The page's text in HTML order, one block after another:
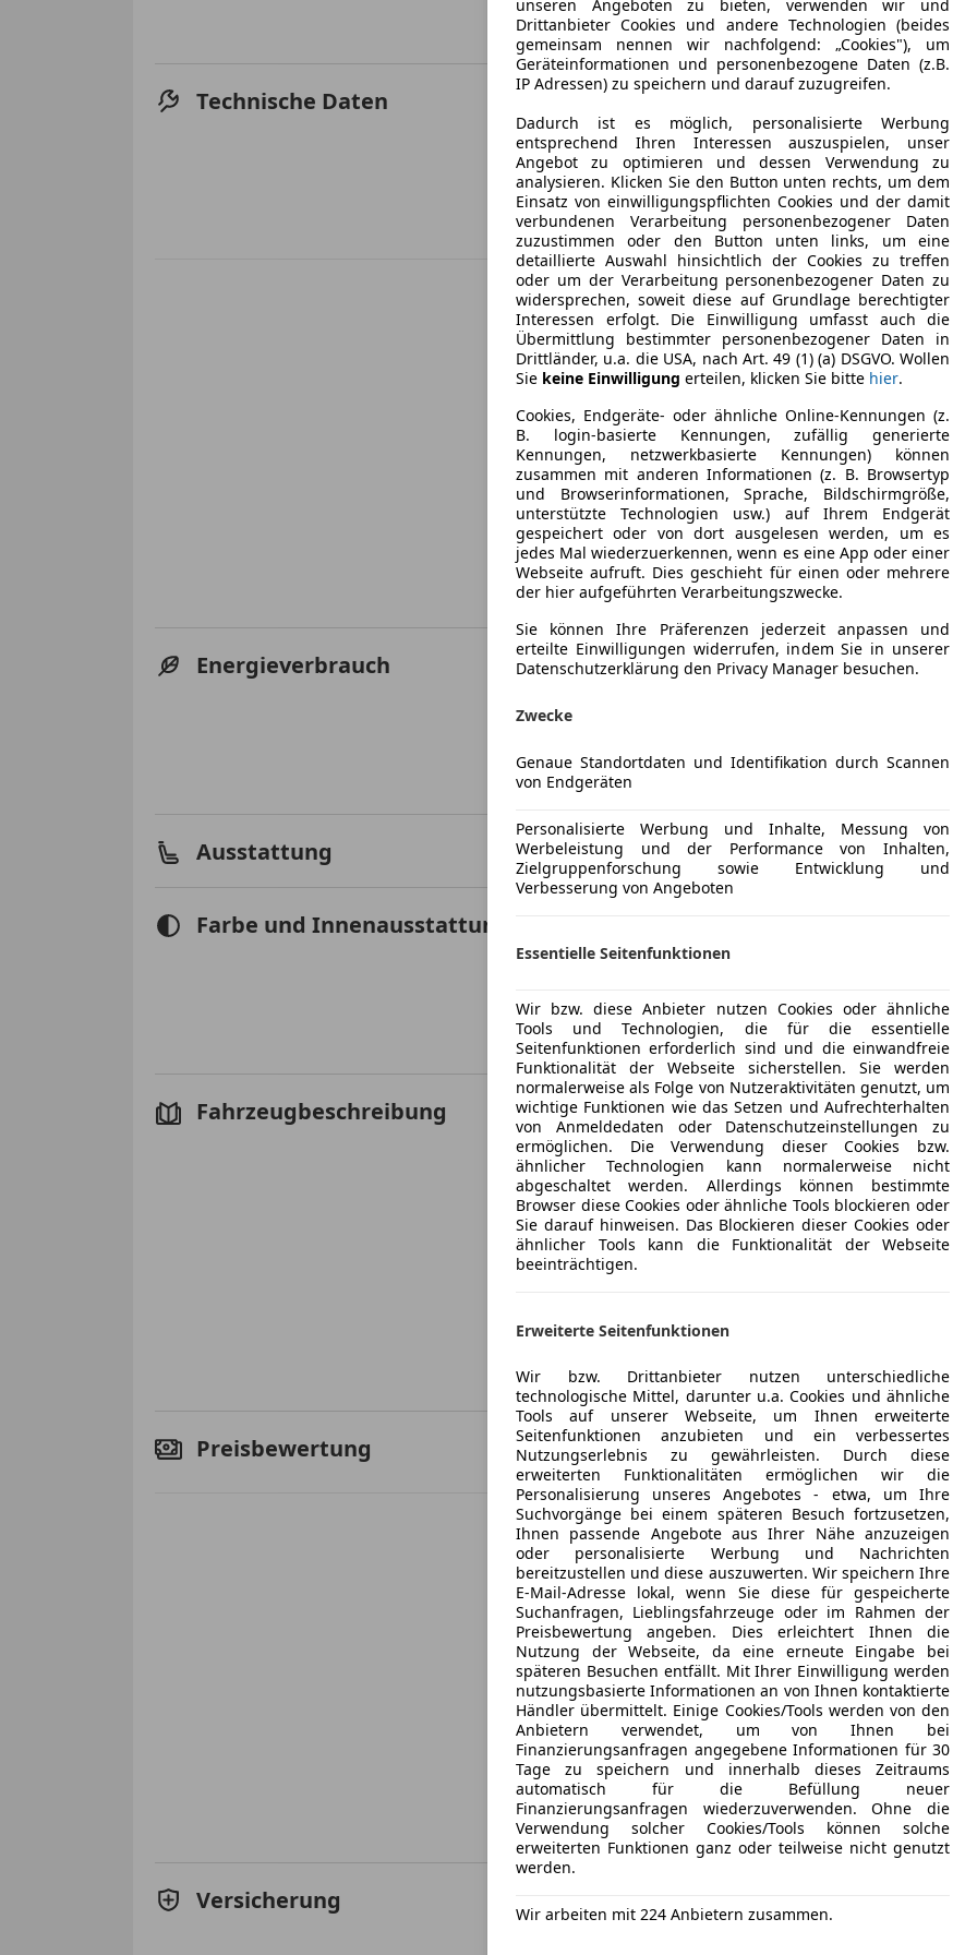
Nichtraucherfahrzeug
Ja
Technische Daten Leistung
390 kW
Getriebe
Gänge
8
Zylinder
8
Energieverbrauch Schadstoffklasse
Euro 6d-
Kraftstoff
l/
CO₂-Emissionen
229 g/km
Ausstattung Komfort
360°
Armlehne
Elektrische
Elektrische
Elektrische
Getönte
Head-up
Klimaanlage
Sitzheizung
Start/Stop-
teilb.
Tempomat
Unterhaltung/Media
Android
Apple
Bluetooth
DAB-Radio
MP3
Radio
Mehr anzeigen
Farbe und Innenausstattung
FROZEN
Lackierung
Farbe der Innenausstattung
Schwarz
Innenausstattung
Vollleder
Fahrzeugbeschreibung
Sonderausstattung:
Adaptives Fahrwerk M Professional
BMW Drive Recorder (Dashcam)
BMW Individuallackierung Frozen Bluestone
DAB-Tuner (Radioempfang digital)
Dach Carbon
Einstiegsleisten mit Schriftzug BMW Individual
Fahrassistenz-System: BMW Night Vision
Fahrassistenz-System: Driving Assistant
Frontscheibe (Ausführung: Klimakomfort)
Innenausstattung: BMW Individual Voll-Leder
Innenausstattung: Glas-Applikationen
Innenausstattung: Interieurleisten Carbon
Klimaautomatik 4-Zonen mit autom. Umluft-
Metallic-Lackierung
Parkassistent-Paket Plus
Scheinwerfer Laserlicht
Sitzheizung vorn + hinten
Soft-Close-Automatik für Türen
Sonnenschutzverglasung (hinten abgedunkelt)
Sound-System Harman-Kardon
Wärme-Komfort-Paket vorn
Serienausstattung:
Abgaswärme-Rückführungssystem (Blow-by-
Adaptives Fahrwerk M-Technic
Aerodynamik-Paket M-Technic
Airbag Beifahrerseite abschaltbar
Airbag Fahrer-/Beifahrerseite
Aktive Kopfstützen
Ambiente-Beleuchtung
Mehr anzeigen
Preisbewertung Mehr anzeigen
Versicherung
unseren Angeboten zu bieten, verwenden wir und
Drittanbieter Cookies und andere Technologien (beides
gemeinsam nennen wir nachfolgend: „Cookies"), um
Geräteinformationen und personenbezogene Daten (z.B.
IP Adressen) zu speichern und darauf zuzugreifen.
Dadurch ist es möglich, personalisierte Werbung
entsprechend Ihren Interessen auszuspielen, unser
Angebot zu optimieren und dessen Verwendung zu
analysieren. Klicken Sie den Button unten rechts, um dem
Einsatz von einwilligungspflichten Cookies und der damit
verbundenen Verarbeitung personenbezogener Daten
zuzustimmen oder den Button unten links, um eine
detaillierte Auswahl hinsichtlich der Cookies zu treffen
oder um der Verarbeitung personenbezogener Daten zu
widersprechen, soweit diese auf Grundlage berechtigter
Interessen erfolgt. Die Einwilligung umfasst auch die
Übermittlung bestimmter personenbezogener Daten in
Drittländer, u.a. die USA, nach Art. 49 (1) (a) DSGVO. Wollen
Sie keine Einwilligung erteilen, klicken Sie bitte hier.
Cookies, Endgeräte- oder ähnliche Online-Kennungen (z.
B. login-basierte Kennungen, zufällig generierte
Kennungen, netzwerkbasierte Kennungen) können
zusammen mit anderen Informationen (z. B. Browsertyp
und Browserinformationen, Sprache, Bildschirmgröße,
unterstützte Technologien usw.) auf Ihrem Endgerät
gespeichert oder von dort ausgelesen werden, um es
jedes Mal wiederzuerkennen, wenn es eine App oder einer
Webseite aufruft. Dies geschieht für einen oder mehrere
der hier aufgeführten Verarbeitungszwecke.
Sie können Ihre Präferenzen jederzeit anpassen und
erteilte Einwilligungen widerrufen, indem Sie in unserer
Datenschutzerklärung den Privacy Manager besuchen.
Zwecke
Genaue Standortdaten und Identifikation durch Scannen
von Endgeräten
Personalisierte Werbung und Inhalte, Messung von
Werbeleistung und der Performance von Inhalten,
Zielgruppenforschung sowie Entwicklung und
Verbesserung von Angeboten
Essentielle Seitenfunktionen
Wir bzw. diese Anbieter nutzen Cookies oder ähnliche
Tools und Technologien, die für die essentielle
Seitenfunktionen erforderlich sind und die einwandfreie
Funktionalität der Webseite sicherstellen. Sie werden
normalerweise als Folge von Nutzeraktivitäten genutzt, um
wichtige Funktionen wie das Setzen und Aufrechterhalten
von Anmeldedaten oder Datenschutzeinstellungen zu
ermöglichen. Die Verwendung dieser Cookies bzw.
ähnlicher Technologien kann normalerweise nicht
abgeschaltet werden. Allerdings können bestimmte
Browser diese Cookies oder ähnliche Tools blockieren oder
Sie darauf hinweisen. Das Blockieren dieser Cookies oder
ähnlicher Tools kann die Funktionalität der Webseite
beeinträchtigen.
Erweiterte Seitenfunktionen
Wir bzw. Drittanbieter nutzen unterschiedliche
technologische Mittel, darunter u.a. Cookies und ähnliche
Tools auf unserer Webseite, um Ihnen erweiterte
Seitenfunktionen anzubieten und ein verbessertes
Nutzungserlebnis zu gewährleisten. Durch diese
erweiterten Funktionalitäten ermöglichen wir die
Personalisierung unseres Angebotes - etwa, um Ihre
Suchvorgänge bei einem späteren Besuch fortzusetzen,
Ihnen passende Angebote aus Ihrer Nähe anzuzeigen
oder personalisierte Werbung und Nachrichten
bereitzustellen und diese auszuwerten. Wir speichern Ihre
E-Mail-Adresse lokal, wenn Sie diese für gespeicherte
Suchanfragen, Lieblingsfahrzeuge oder im Rahmen der
Preisbewertung angeben. Dies erleichtert Ihnen die
Nutzung der Webseite, da eine erneute Eingabe bei
späteren Besuchen entfällt. Mit Ihrer Einwilligung werden
nutzungsbasierte Informationen an von Ihnen kontaktierte
Händler übermittelt. Einige Cookies/Tools werden von den
Anbietern verwendet, um von Ihnen bei
Finanzierungsanfragen angegebene Informationen für 30
Tage zu speichern und innerhalb dieses Zeitraums
automatisch für die Befüllung neuer
Finanzierungsanfragen wiederzuverwenden. Ohne die
Verwendung solcher Cookies/Tools können solche
erweiterten Funktionen ganz oder teilweise nicht genutzt
werden.
Wir arbeiten mit 224 Anbietern zusammen.